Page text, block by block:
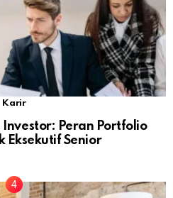
Karir
Peran Portfolio
Eksekutif Senior